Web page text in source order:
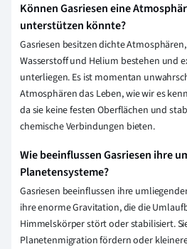
Können Gasriesen eine
unterstützen könnte?
Gasriesen besitzen dichte
Wasserstoff und Helium bestehen und
unterliegen. Es ist momentan
Atmosphären das Leben, wie wir es
da sie keine festen Oberflächen und
chemische Verbindungen bieten.
Wie beeinflussen Gasriesen ihre
Planetensysteme?
Gasriesen beeinflussen ihre
ihre enorme Gravitation, die die
Himmelskörper stört oder stabilisiert.
Planetenmigration fördern oder